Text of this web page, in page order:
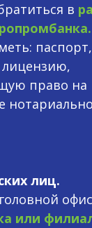
в
паспорт,
право на
лиц.
офис
или